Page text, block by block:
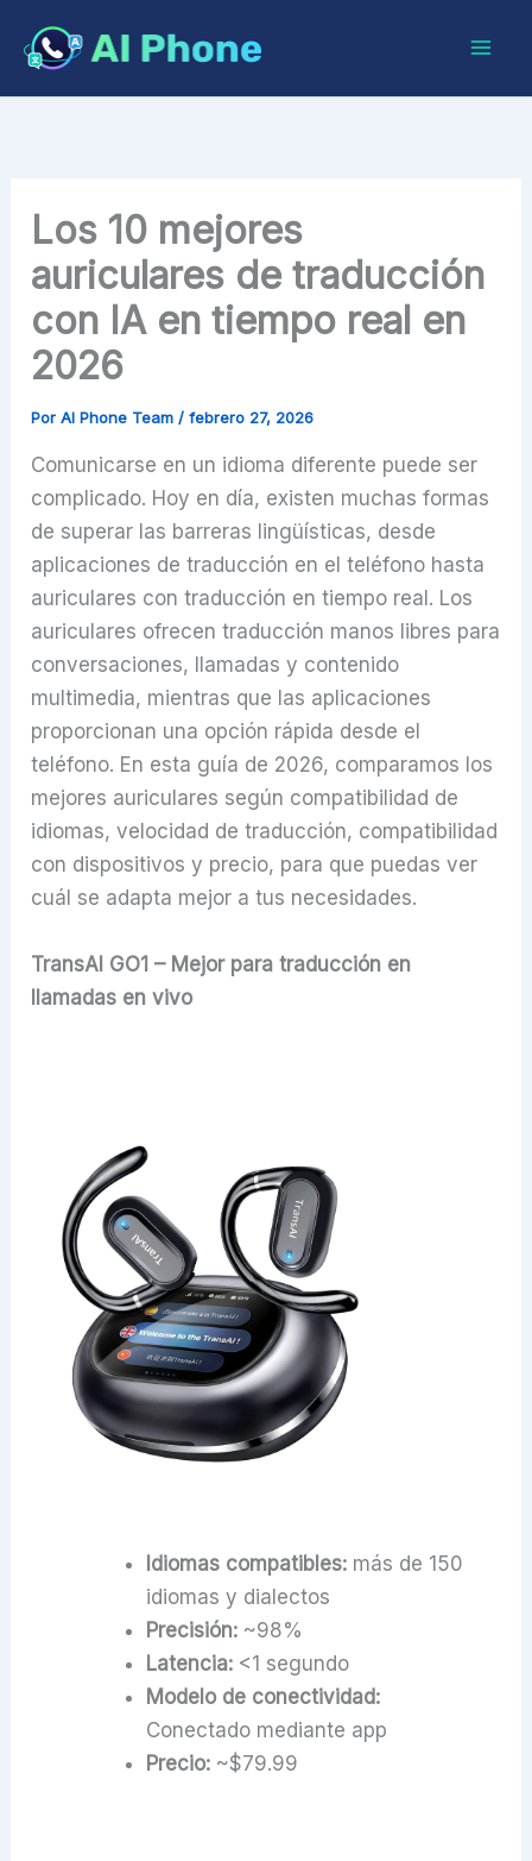
Los 10 mejores
auriculares de traducción
con IA en tiempo real en
2026
PorAI Phone Team/febrero 27, 2026
Comunicarse en un idioma diferente puede ser
complicado. Hoy en día, existen muchas formas
de superar las barreras lingüísticas, desde
aplicaciones de traducción en el teléfono hasta
auriculares con traducción en tiempo real. Los
auriculares ofrecen traducción manos libres para
conversaciones, llamadas y contenido
multimedia, mientras que las aplicaciones
proporcionan una opción rápida desde el
teléfono. En esta guía de 2026, comparamos los
mejores auriculares según compatibilidad de
idiomas, velocidad de traducción, compatibilidad
con dispositivos y precio, para que puedas ver
cuál se adapta mejor a tus necesidades.
TransAI GO1 – Mejor para traducción en
llamadas en vivo
Idiomas compatibles:más de 150
idiomas y dialectos
Precisión:~98%
Latencia:<1 segundo
Modelo de conectividad:
Conectado mediante app
Precio:~$79.99